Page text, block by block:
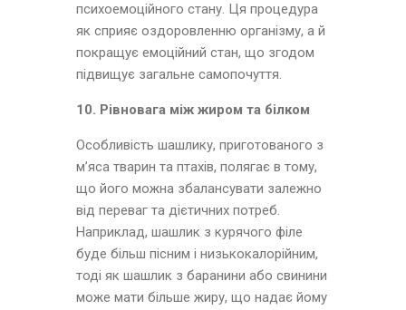
психоемоційного стану. Ця процедура
як сприяє оздоровленню організму, а й
покращує емоційний стан, що згодом
підвищує загальне самопочуття.
10. Рівновага між жиром та білком
Особливість шашлику, приготованого з
м’яса тварин та птахів, полягає в тому,
що його можна збалансувати залежно
від переваг та дієтичних потреб.
Наприклад, шашлик з курячого філе
буде більш пісним і низькокалорійним,
тоді як шашлик з баранини або свинини
може мати більше жиру, що надає йому